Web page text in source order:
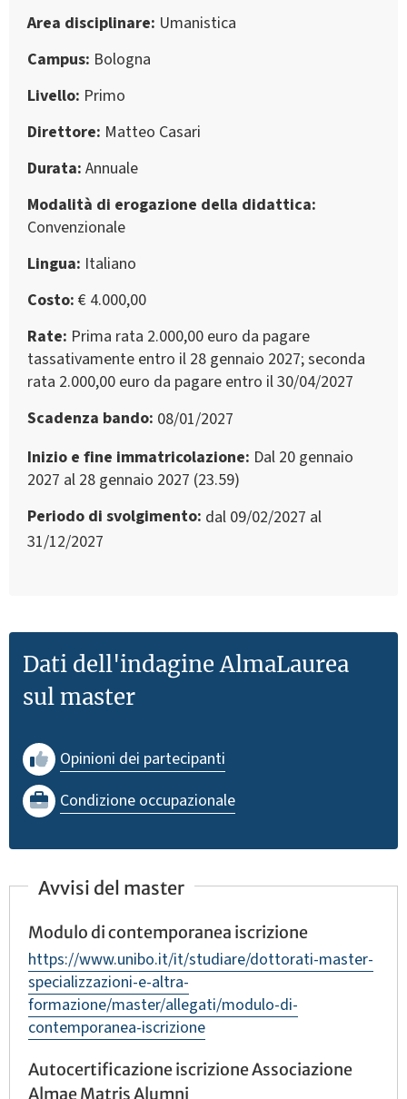
Area disciplinare Umanistica
Campus Bologna
Livello Primo
Direttore Matteo Casari
Durata Annuale
Modalità di erogazione della didattica
Convenzionale
Lingua Italiano
Costo € 4.000,00
Rate Prima rata 2.000,00 euro da pagare
tassativamente entro il 28 gennaio 2027; seconda
rata 2.000,00 euro da pagare entro il 30/04/2027
Scadenza bando 08/01/2027
Inizio e fine immatricolazione Dal 20 gennaio
2027 al 28 gennaio 2027 (23.59)
Periodo di svolgimento dal 09/02/2027 al
31/12/2027
Dati dell'indagine AlmaLaurea
sul master
Opinioni dei partecipanti
Condizione occupazionale
Avvisi del master
Modulo di contemporanea iscrizione
https://www.unibo.it/it/studiare/dottorati-master-
specializzazioni-e-altra-
formazione/master/allegati/modulo-di-
contemporanea-iscrizione
Autocertificazione iscrizione Associazione
Almae Matris Alumni